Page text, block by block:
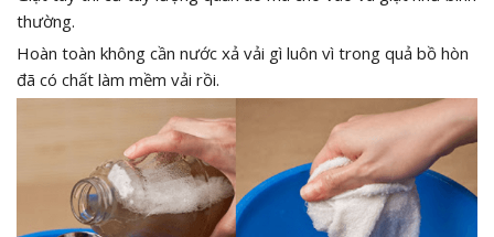
thường.
Hoàn toàn không cần nước xả vải gì luôn vì trong quả bồ hòn
đã có chất làm mềm vải rồi.